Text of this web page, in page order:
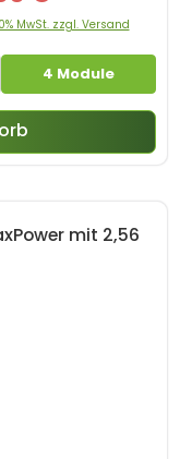
4 Module
MwSt. zzgl. Versand
mit 2,56